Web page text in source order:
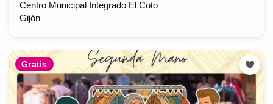
Centro Municipal Integrado El Coto
Gijón
Gratis